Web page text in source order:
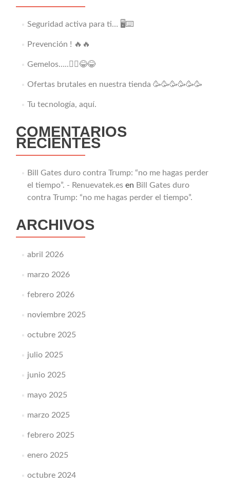
Seguridad activa para ti… 🖥️⌨️
Prevención ! 🔥🔥
Gemelos…..👯‍♂️😂😂
Ofertas brutales en nuestra tienda 🥳🥳🥳🥳🥳🥳
Tu tecnología, aquí.
COMENTARIOS
RECIENTES
Bill Gates duro contra Trump: “no me hagas perder
el tiempo”. - Renuevatek.esen Bill Gates duro
contra Trump: “no me hagas perder el tiempo”.
ARCHIVOS
abril 2026
marzo 2026
febrero 2026
noviembre 2025
octubre 2025
julio 2025
junio 2025
mayo 2025
marzo 2025
febrero 2025
enero 2025
octubre 2024